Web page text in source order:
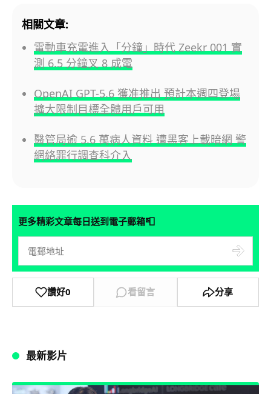
相關文章:
電動車充電進入「分鐘」時代 Zeekr 001 實
測 6.5 分鐘叉 8 成電
OpenAI GPT-5.6 獲准推出 預計本週四登場
擴大限制目標全體用戶可用
醫管局逾 5.6 萬病人資料 遭黑客上載暗網 警
網絡罪行調查科介入
更多精彩文章每日送到電子郵箱📮
讚好0 看留言 分享
最新影片